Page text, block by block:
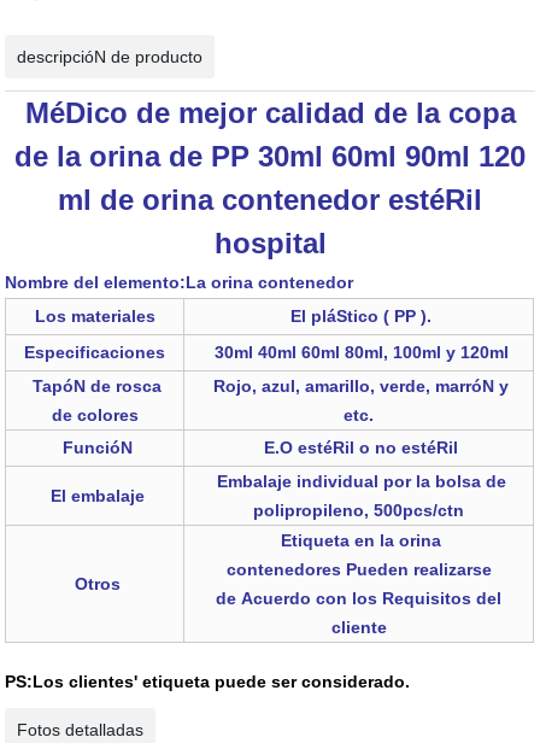
descripcióN de producto
MéDico de mejor calidad de la copa
de la orina de PP 30ml 60ml 90ml 120
ml de orina contenedor estéRil
hospital
Nombre del elemento:La orina contenedor
Los materiales
El pláStico ( PP ).
Especificaciones
30ml 40ml 60ml 80ml, 100ml y 120ml
TapóN de rosca
de colores
Rojo, azul, amarillo, verde, marróN y
etc.
FuncióN
E.O estéRil o no estéRil
El embalaje
Embalaje individual por la bolsa de
polipropileno, 500pcs/ctn
Otros
Etiqueta en la orina
contenedores Pueden realizarse
de Acuerdo con los Requisitos del
cliente
PS:Los clientes' etiqueta puede ser considerado.
Fotos detalladas